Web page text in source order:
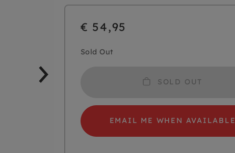
€ 54,95
Sold Out
SOLD OUT
EMAIL ME WHEN AVAILABLE